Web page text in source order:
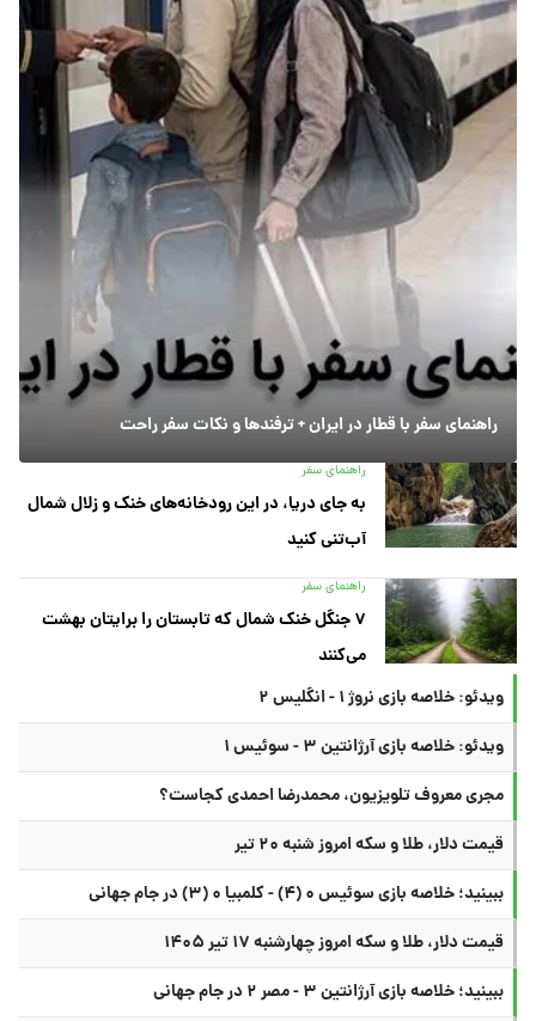
راهنمای سفر با قطار در ایران + ترفندها و نکات سفر راحت
راهنمای سفر
به جای دریا، در این رودخانه‌های خنک و زلال شمال
آب‌تنی کنید
راهنمای سفر
۷ جنگل خنک شمال که تابستان را برایتان بهشت
می‌کنند
ویدئو: خلاصه بازی نروژ ۱ - انگلیس ۲
ویدئو: خلاصه بازی آرژانتین ۳ - سوئیس ۱
مجری معروف تلویزیون، محمدرضا احمدی کجاست؟
قیمت دلار، طلا و سکه امروز شنبه ۲۰ تیر
ببینید؛ خلاصه بازی سوئیس ۰ (۴) - کلمبیا ۰ (۳) در جام جهانی
قیمت دلار، طلا و سکه امروز چهارشنبه ۱۷ تیر ۱۴۰۵
ببینید؛ خلاصه بازی آرژانتین ۳ - مصر ۲ در جام جهانی